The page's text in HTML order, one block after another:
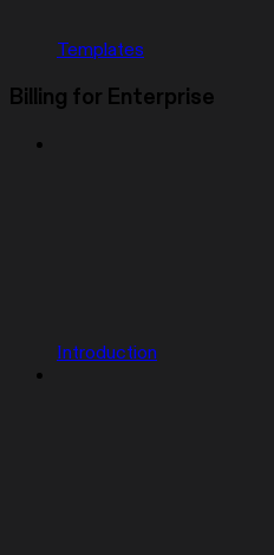
Templates
Billing for Enterprise
Introduction